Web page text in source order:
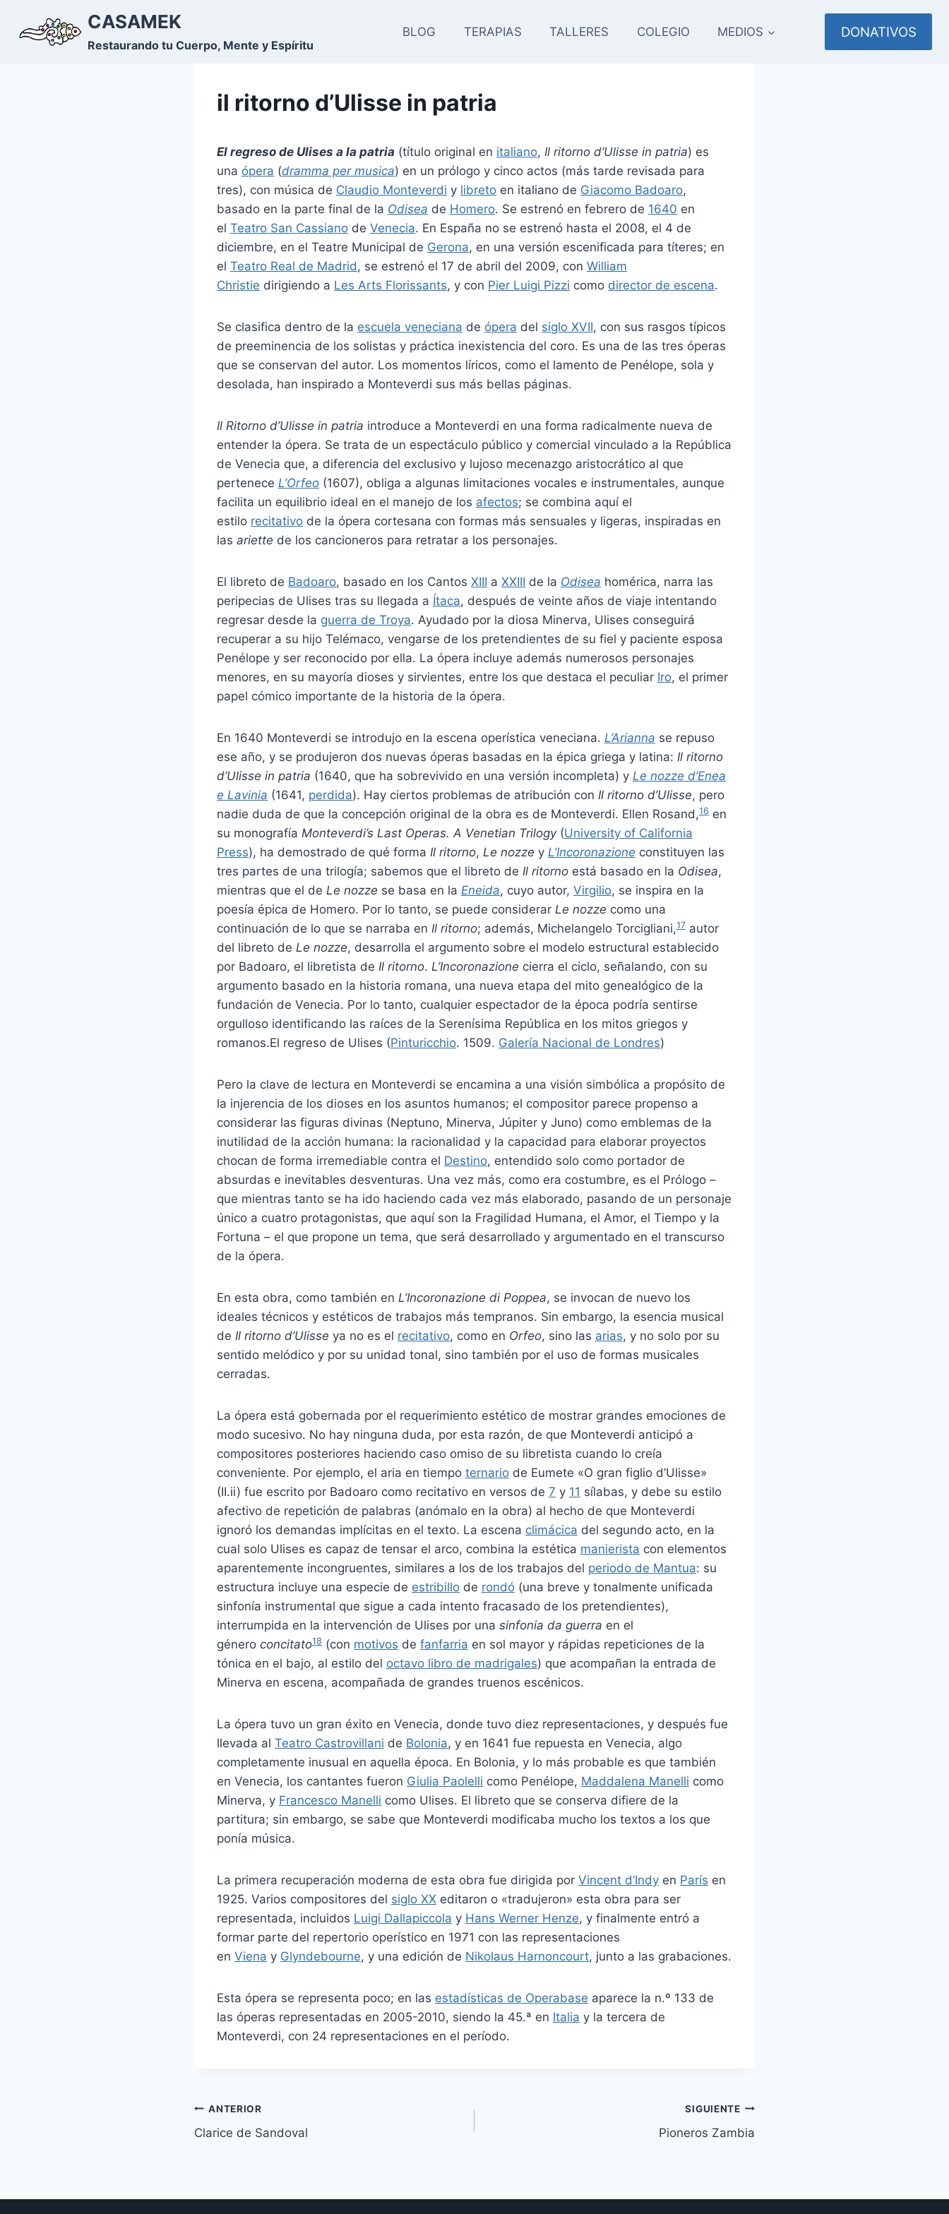
contenido
CASAMEK
Restaurando tu Cuerpo, Mente y Espíritu
BLOG TERAPIAS TALLERES COLEGIO MEDIOS DONATIVOS
il ritorno d’Ulisse in patria
El regreso de Ulises a la patria (título original en italiano, Il ritorno d’Ulisse in patria) es
una ópera (dramma per musica) en un prólogo y cinco actos (más tarde revisada para
tres), con música de Claudio Monteverdi y libreto en italiano de Giacomo Badoaro,
basado en la parte final de la Odisea de Homero. Se estrenó en febrero de 1640 en
el Teatro San Cassiano de Venecia. En España no se estrenó hasta el 2008, el 4 de
diciembre, en el Teatre Municipal de Gerona, en una versión escenificada para títeres; en
el Teatro Real de Madrid, se estrenó el 17 de abril del 2009, con William
Christie dirigiendo a Les Arts Florissants, y con Pier Luigi Pizzi como director de escena.
Se clasifica dentro de la escuela veneciana de ópera del siglo XVII, con sus rasgos típicos
de preeminencia de los solistas y práctica inexistencia del coro. Es una de las tres óperas
que se conservan del autor. Los momentos líricos, como el lamento de Penélope, sola y
desolada, han inspirado a Monteverdi sus más bellas páginas.
Il Ritorno d’Ulisse in patria introduce a Monteverdi en una forma radicalmente nueva de
entender la ópera. Se trata de un espectáculo público y comercial vinculado a la República
de Venecia que, a diferencia del exclusivo y lujoso mecenazgo aristocrático al que
pertenece L’Orfeo (1607), obliga a algunas limitaciones vocales e instrumentales, aunque
facilita un equilibrio ideal en el manejo de los afectos; se combina aquí el
estilo recitativo de la ópera cortesana con formas más sensuales y ligeras, inspiradas en
las ariette de los cancioneros para retratar a los personajes.
El libreto de Badoaro, basado en los Cantos XIII a XXIII de la Odisea homérica, narra las
peripecias de Ulises tras su llegada a Ítaca, después de veinte años de viaje intentando
regresar desde la guerra de Troya. Ayudado por la diosa Minerva, Ulises conseguirá
recuperar a su hijo Telémaco, vengarse de los pretendientes de su fiel y paciente esposa
Penélope y ser reconocido por ella. La ópera incluye además numerosos personajes
menores, en su mayoría dioses y sirvientes, entre los que destaca el peculiar Iro, el primer
papel cómico importante de la historia de la ópera.
En 1640 Monteverdi se introdujo en la escena operística veneciana. L’Arianna se repuso
ese año, y se produjeron dos nuevas óperas basadas en la épica griega y latina: Il ritorno
d’Ulisse in patria (1640, que ha sobrevivido en una versión incompleta) y Le nozze d’Enea
e Lavinia (1641, perdida). Hay ciertos problemas de atribución con Il ritorno d’Ulisse, pero
nadie duda de que la concepción original de la obra es de Monteverdi. Ellen Rosand,16 ​ en
su monografía Monteverdi’s Last Operas. A Venetian Trilogy(University of California
Press), ha demostrado de qué forma Il ritorno, Le nozze y L’Incoronazione constituyen las
tres partes de una trilogía; sabemos que el libreto de Il ritorno está basado en la Odisea,
mientras que el de Le nozze se basa en la Eneida, cuyo autor, Virgilio, se inspira en la
poesía épica de Homero. Por lo tanto, se puede considerar Le nozze como una
continuación de lo que se narraba en Il ritorno; además, Michelangelo Torcigliani,17 ​ autor
del libreto de Le nozze, desarrolla el argumento sobre el modelo estructural establecido
por Badoaro, el libretista de Il ritorno. L’Incoronazione cierra el ciclo, señalando, con su
argumento basado en la historia romana, una nueva etapa del mito genealógico de la
fundación de Venecia. Por lo tanto, cualquier espectador de la época podría sentirse
orgulloso identificando las raíces de la Serenísima República en los mitos griegos y
romanos.El regreso de Ulises (Pinturicchio. 1509. Galería Nacional de Londres)
Pero la clave de lectura en Monteverdi se encamina a una visión simbólica a propósito de
la injerencia de los dioses en los asuntos humanos; el compositor parece propenso a
considerar las figuras divinas (Neptuno, Minerva, Júpiter y Juno) como emblemas de la
inutilidad de la acción humana: la racionalidad y la capacidad para elaborar proyectos
chocan de forma irremediable contra el Destino, entendido solo como portador de
absurdas e inevitables desventuras. Una vez más, como era costumbre, es el Prólogo –
que mientras tanto se ha ido haciendo cada vez más elaborado, pasando de un personaje
único a cuatro protagonistas, que aquí son la Fragilidad Humana, el Amor, el Tiempo y la
Fortuna – el que propone un tema, que será desarrollado y argumentado en el transcurso
de la ópera.
En esta obra, como también en L’Incoronazione di Poppea, se invocan de nuevo los
ideales técnicos y estéticos de trabajos más tempranos. Sin embargo, la esencia musical
de Il ritorno d’Ulisse ya no es el recitativo, como en Orfeo, sino las arias, y no solo por su
sentido melódico y por su unidad tonal, sino también por el uso de formas musicales
cerradas.
La ópera está gobernada por el requerimiento estético de mostrar grandes emociones de
modo sucesivo. No hay ninguna duda, por esta razón, de que Monteverdi anticipó a
compositores posteriores haciendo caso omiso de su libretista cuando lo creía
conveniente. Por ejemplo, el aria en tiempo ternario de Eumete «O gran figlio d’Ulisse»
(II.ii) fue escrito por Badoaro como recitativo en versos de 7 y 11 sílabas, y debe su estilo
afectivo de repetición de palabras (anómalo en la obra) al hecho de que Monteverdi
ignoró los demandas implícitas en el texto. La escena climácica del segundo acto, en la
cual solo Ulises es capaz de tensar el arco, combina la estética manierista con elementos
aparentemente incongruentes, similares a los de los trabajos del periodo de Mantua: su
estructura incluye una especie de estribillo de rondó (una breve y tonalmente unificada
sinfonía instrumental que sigue a cada intento fracasado de los pretendientes),
interrumpida en la intervención de Ulises por una sinfonia da guerra en el
género concitato18 ​ (con motivos de fanfarria en sol mayor y rápidas repeticiones de la
tónica en el bajo, al estilo del octavo libro de madrigales) que acompañan la entrada de
Minerva en escena, acompañada de grandes truenos escénicos.
La ópera tuvo un gran éxito en Venecia, donde tuvo diez representaciones, y después fue
llevada al Teatro Castrovillani de Bolonia, y en 1641 fue repuesta en Venecia, algo
completamente inusual en aquella época. En Bolonia, y lo más probable es que también
en Venecia, los cantantes fueron Giulia Paolelli como Penélope, Maddalena Manelli como
Minerva, y Francesco Manelli como Ulises. El libreto que se conserva difiere de la
partitura; sin embargo, se sabe que Monteverdi modificaba mucho los textos a los que
ponía música.
La primera recuperación moderna de esta obra fue dirigida por Vincent d’Indy en París en
1925. Varios compositores del siglo XX editaron o «tradujeron» esta obra para ser
representada, incluidos Luigi Dallapiccola y Hans Werner Henze, y finalmente entró a
formar parte del repertorio operístico en 1971 con las representaciones
en Viena y Glyndebourne, y una edición de Nikolaus Harnoncourt, junto a las grabaciones.
Esta ópera se representa poco; en las estadísticas de Operabase aparece la n.º 133 de
las óperas representadas en 2005-2010, siendo la 45.ª en Italia y la tercera de
Monteverdi, con 24 representaciones en el período.
Navegación
de
ANTERIOR
Clarice de Sandoval
SIGUIENTE
Pioneros Zambia